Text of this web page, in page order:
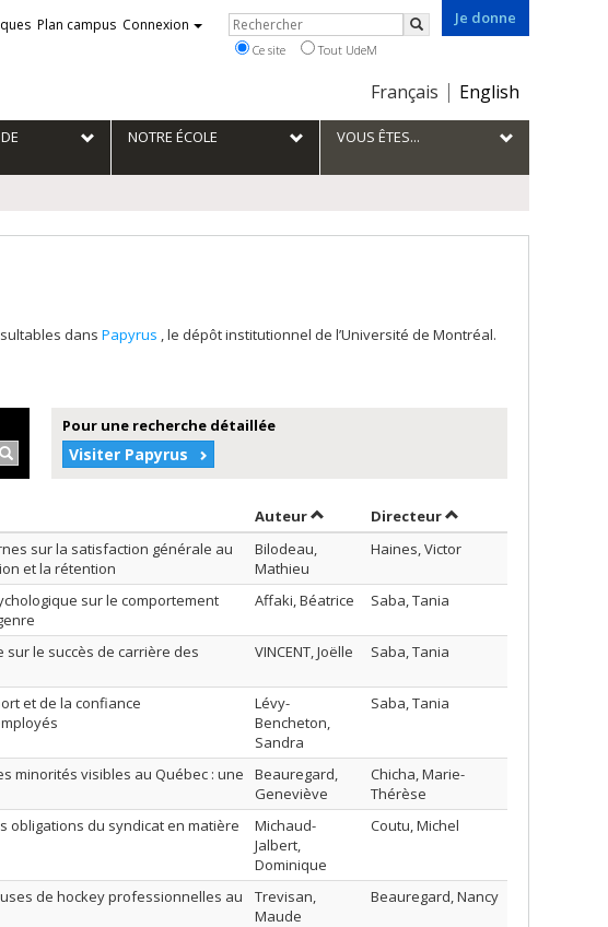
Je donne
Choix
la
langue
Français English
Plan campus Connexion Rechercher
Rechercher
Ce site Tout UdeM
NOTRE ÉCOLE VOUS ÊTES...
dans Papyrus , le dépôt institutionnel de l’Université de Montréal.
Rechercher…
Pour une recherche détaillée
Visiter Papyrus
AuteurTrier par auteur en ordre croissant
Directeurpar contributeur en
sur la satisfaction générale au
et la rétention
Bilodeau,
Mathieu
Haines, Victor
sur le comportement
Affaki, Béatrice Saba, Tania
le succès de carrière des
VINCENT, Joëlle Saba, Tania
et de la confiance
Lévy-
Bencheton,
Sandra
Saba, Tania
minorités visibles au Québec : une
Beauregard,
Geneviève
Chicha, Marie-
Thérèse
obligations du syndicat en matière
Michaud-
Jalbert,
Dominique
Coutu, Michel
de hockey professionnelles au
Trevisan,
Maude
Beauregard, Nancy